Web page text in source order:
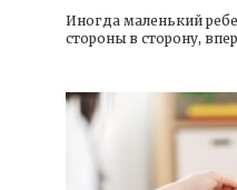
Иногда маленький
стороны в сторону,